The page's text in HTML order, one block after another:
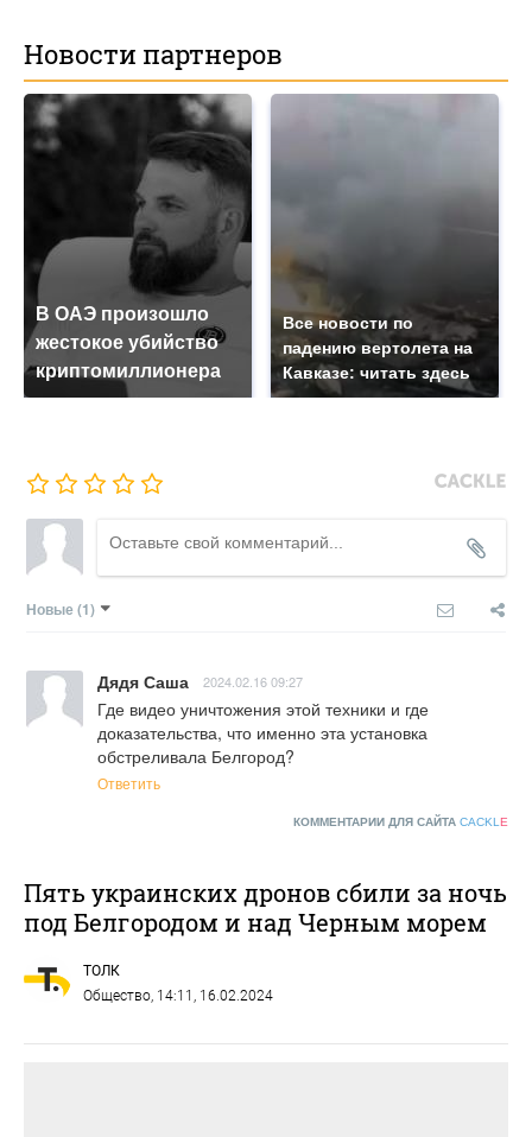
Новости партнеров
В ОАЭ произошло
жестокое убийство
криптомиллионера
Все новости по
падению вертолета на
Кавказе: читать здесь
Новые (1)
Дядя Саша 2024.02.16 09:27
Где видео уничтожения этой техники и где
доказательства, что именно эта установка
обстреливала Белгород?
Ответить
КОММЕНТАРИИ ДЛЯ САЙТА CACKL E
Пять украинских дронов сбили за ночь
под Белгородом и над Черным морем
ТОЛК
Общество , 14:11, 16.02.2024